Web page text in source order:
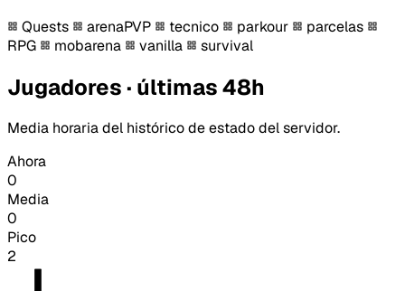
Quests arenaPVP tecnico parkour
parcelas
RPG
mobarena vanilla survival
Jugadores · últimas 48h
Media horaria del histórico de estado del servidor.
Ahora
0
Media
0
Pico
2